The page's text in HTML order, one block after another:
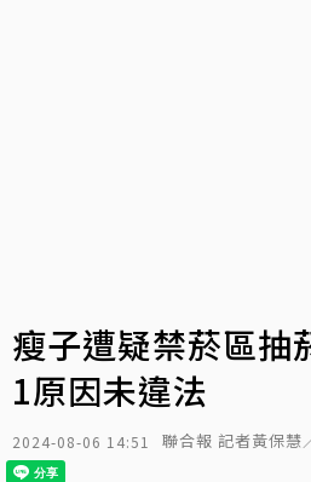
瘦子遭疑禁菸區抽
1原因未違法
2024-08-06 14:51 聯合報 記者黃保慧